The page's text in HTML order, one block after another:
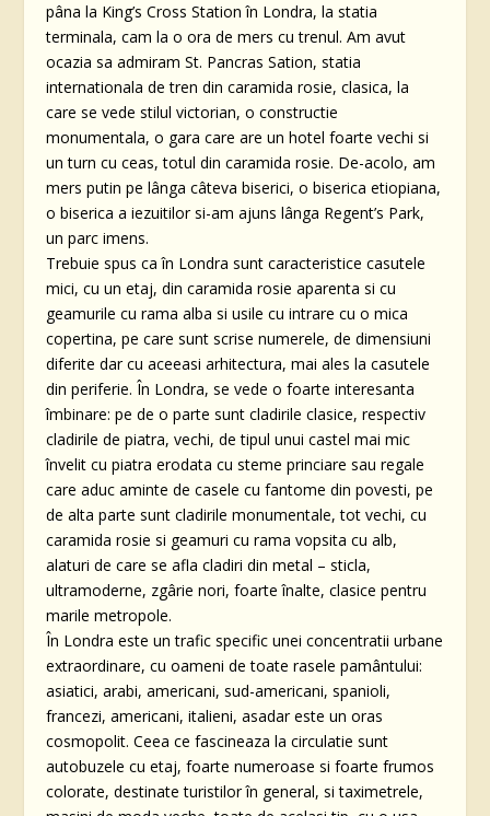
pâna la King’s Cross Station în Londra, la statia
terminala, cam la o ora de mers cu trenul. Am avut
ocazia sa admiram St. Pancras Sation, statia
internationala de tren din caramida rosie, clasica, la
care se vede stilul victorian, o constructie
monumentala, o gara care are un hotel foarte vechi si
un turn cu ceas, totul din caramida rosie. De-acolo, am
mers putin pe lânga câteva biserici, o biserica etiopiana,
o biserica a iezuitilor si-am ajuns lânga Regent’s Park,
un parc imens.
Trebuie spus ca în Londra sunt caracteristice casutele
mici, cu un etaj, din caramida rosie aparenta si cu
geamurile cu rama alba si usile cu intrare cu o mica
copertina, pe care sunt scrise numerele, de dimensiuni
diferite dar cu aceeasi arhitectura, mai ales la casutele
din periferie. În Londra, se vede o foarte interesanta
îmbinare: pe de o parte sunt cladirile clasice, respectiv
cladirile de piatra, vechi, de tipul unui castel mai mic
învelit cu piatra erodata cu steme princiare sau regale
care aduc aminte de casele cu fantome din povesti, pe
de alta parte sunt cladirile monumentale, tot vechi, cu
caramida rosie si geamuri cu rama vopsita cu alb,
alaturi de care se afla cladiri din metal – sticla,
ultramoderne, zgârie nori, foarte înalte, clasice pentru
marile metropole.
În Londra este un trafic specific unei concentratii urbane
extraordinare, cu oameni de toate rasele pamântului:
asiatici, arabi, americani, sud-americani, spanioli,
francezi, americani, italieni, asadar este un oras
cosmopolit. Ceea ce fascineaza la circulatie sunt
autobuzele cu etaj, foarte numeroase si foarte frumos
colorate, destinate turistilor în general, si taximetrele,